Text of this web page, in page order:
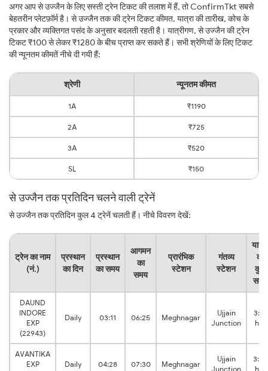
अगर आप से उज्जैन के लिए सस्ती ट्रेन टिकट की तलाश में हैं, तो ConfirmTkt सबसे
बेहतरीन प्लेटफ़ॉर्म है। से उज्जैन तक की ट्रेन टिकट कीमत, यात्रा की तारीख, कोच के
प्रकार और व्यक्तिगत पसंद के अनुसार बदलती रहती है। यात्रीगण, से उज्जैन की ट्रेन
टिकट ₹100 से लेकर ₹1280 के बीच प्राप्त कर सकते हैं। सभी श्रेणियों के लिए टिकट
की न्यूनतम कीमतें नीचे दी गयी हैं:
श्रेणी न्यूनतम कीमत
1A ₹1190
2A ₹725
3A ₹520
SL ₹150
से उज्जैन तक प्रतिदिन चलने वाली ट्रेनें
से उज्जैन तक प्रतिदिन कुल 4 ट्रेनें चलती हैं। नीचे विवरण देखें:
ट्रेन का नाम
(नं.)
प्रस्थान
का दिन
प्रस्थान
का समय
आगमन
का
समय
प्रारंभिक
स्टेशन
गंतव्य
स्टेशन
यात्रा
का
कुल
समय
DAUND
INDORE
EXP
(22943)
Daily 03:11 06:25 Meghnagar
Ujjain
Junction
3:14
hrs
AVANTIKA
EXP
Daily 04:28 07:30 Meghnagar
Ujjain
Junction
3:02
hrs